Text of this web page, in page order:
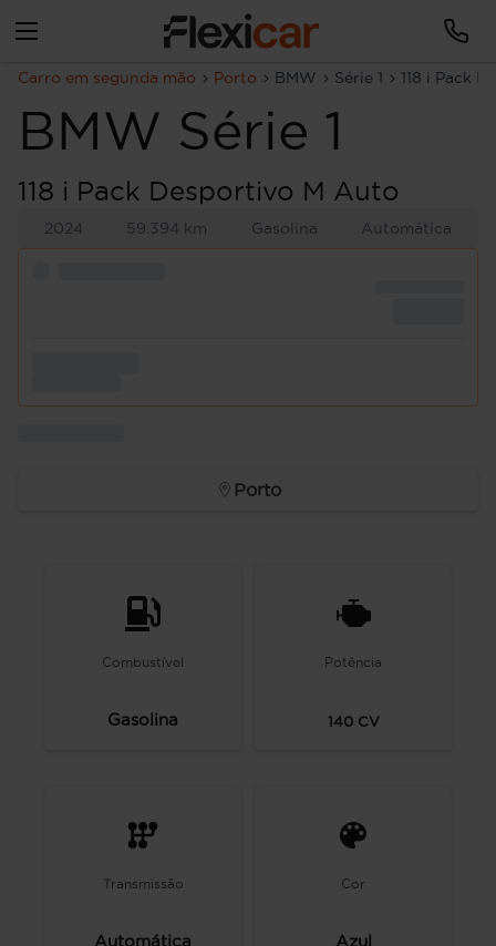
Carro em segunda mão Porto BMW Série 1 118 i Pack
BMW Série 1
118 i Pack Desportivo M Auto
2024 59.394 km Gasolina Automática
Porto
Combustível
Gasolina
Potência
140CV
Transmissão
Automática
Cor
Azul